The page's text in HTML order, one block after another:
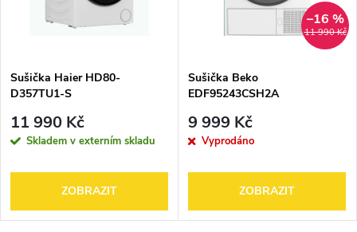
Sušička Haier HD80-
D357TU1-S
11 990 Kč
Skladem v externím skladu
ZOBRAZIT
11 990 Kč
–16 %
Sušička Beko
EDF95243CSH2A
9 999 Kč
Vyprodáno
ZOBRAZIT